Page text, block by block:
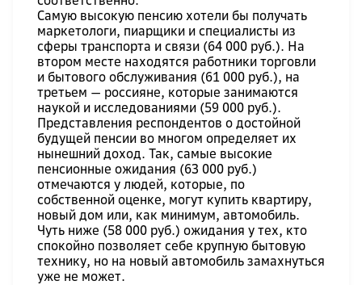
Самую высокую пенсию хотели бы получать
маркетологи, пиарщики и специалисты из
сферы транспорта и связи (64 000 руб.). На
втором месте находятся работники торговли
и бытового обслуживания (61 000 руб.), на
третьем — россияне, которые занимаются
наукой и исследованиями (59 000 руб.).
Представления респондентов о достойной
будущей пенсии во многом определяет их
нынешний доход. Так, самые высокие
пенсионные ожидания (63 000 руб.)
отмечаются у людей, которые, по
собственной оценке, могут купить квартиру,
новый дом или, как минимум, автомобиль.
Чуть ниже (58 000 руб.) ожидания у тех, кто
спокойно позволяет себе крупную бытовую
технику, но на новый автомобиль замахнуться
уже не может.